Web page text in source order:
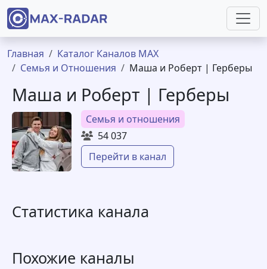
Перейти к основному содержанию
Строка навигации
Главная
Каталог Каналов MAX
Семья и Отношения
Маша и Роберт | Герберы
Маша и Роберт | Герберы
Семья и отношения
54 037
Перейти в канал
Статистика канала
Похожие каналы